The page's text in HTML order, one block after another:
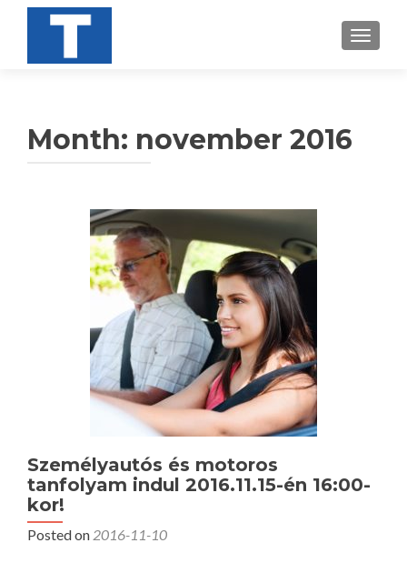
Month: november 2016
Személyautós és motoros
tanfolyam indul 2016.11.15-én 16:00-
kor!
Posted on 2016-11-10